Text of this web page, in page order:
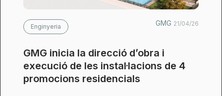
Enginyeria GMG 21/04/26
GMG inicia la direcció d’obra i
execució de les instal·lacions de 4
promocions residencials